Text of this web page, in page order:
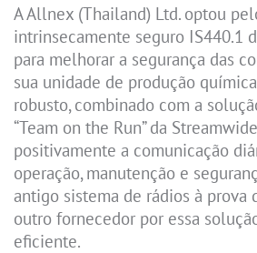
A Allnex (Thailand) Ltd. optou
intrinsecamente seguro IS440.1
para melhorar a segurança das
sua unidade de produção
robusto, combinado com a
“Team on the Run” da
positivamente a comunicação
operação, manutenção e
antigo sistema de rádios à prova
outro fornecedor por essa
eficiente.